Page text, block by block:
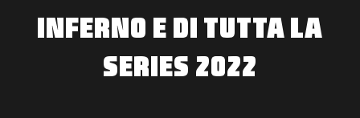
INFERNO E DI TUTTA LA
SERIES 2022